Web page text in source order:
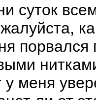
суток
порвался
у меня